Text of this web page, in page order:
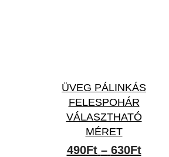
ÜVEG PÁLINKÁS
FELESPOHÁR
VÁLASZTHATÓ
MÉRET
490Ft – 630Ft